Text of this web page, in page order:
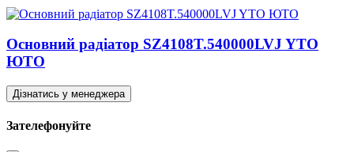
Основний радіатор SZ4108T.540000LVJ YTO
ЮТО
Дізнатись у менеджера
Зателефонуйте